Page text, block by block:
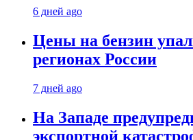
6 дней ago
Цены на бензин
регионах России
7 дней ago
На Западе
экспортной